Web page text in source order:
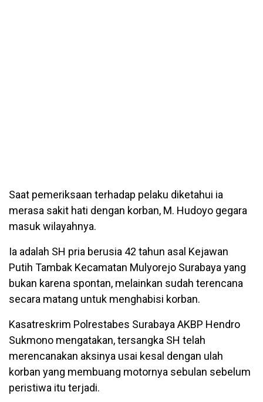
Saat pemeriksaan terhadap pelaku diketahui ia
merasa sakit hati dengan korban, M. Hudoyo gegara
masuk wilayahnya.
Ia adalah SH pria berusia 42 tahun asal Kejawan
Putih Tambak Kecamatan Mulyorejo Surabaya yang
bukan karena spontan, melainkan sudah terencana
secara matang untuk menghabisi korban.
Kasatreskrim Polrestabes Surabaya AKBP Hendro
Sukmono mengatakan, tersangka SH telah
merencanakan aksinya usai kesal dengan ulah
korban yang membuang motornya sebulan sebelum
peristiwa itu terjadi.